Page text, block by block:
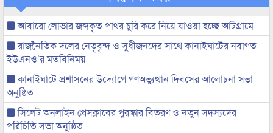
আবারো লোভার জব্দকৃত পাথর চুরি করে নিয়ে যাওয়া হচ্ছে আটগ্রামে
রাজনৈতিক দলের নেতৃবৃন্দ ও সুধীজনদের সাথে কানাইঘাটের নবাগত
ইউএনও’র মতবিনিময়
কানাইঘাটে প্রশাসনের উদ্যোগে গণঅভ্যুত্থান দিবসের আলোচনা সভা
অনুষ্ঠিত
সিলেট অনলাইন প্রেসক্লাবের পুরস্কার বিতরণ ও নতুন সদস্যদের
পরিচিতি সভা অনুষ্ঠিত